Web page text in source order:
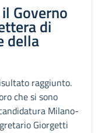
Governo
di
della
raggiunto.
che si sono
Milano-
Giorgetti